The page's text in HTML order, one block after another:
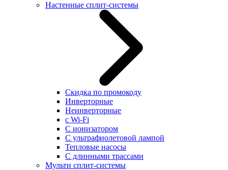
Настенные сплит-системы
Скидка по промокоду
Инверторные
Неинверторные
с Wi-Fi
С ионизатором
С ультрафиолетовой лампой
Тепловые насосы
С длинными трассами
Мульти сплит-системы